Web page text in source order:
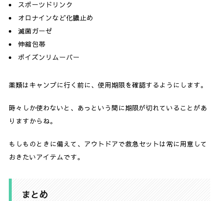
スポーツドリンク
オロナインなど化膿止め
滅菌ガーゼ
伸縮包帯
ポイズンリムーバー
薬類はキャンプに行く前に、使用期限を確認するようにします。
時々しか使わないと、あっという間に期限が切れていることがあ
りますからね。
もしものときに備えて、アウトドアで救急セットは常に用意して
おきたいアイテムです。
まとめ